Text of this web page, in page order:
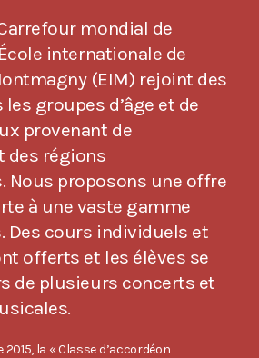
mondial de
internationale de
(EIM) rejoint des
groupes d’âge et de
provenant de
des régions
Nous proposons une offre
à une vaste gamme
Des cours individuels et
offerts et les élèves se
de plusieurs concerts et
la « Classe d’accordéon